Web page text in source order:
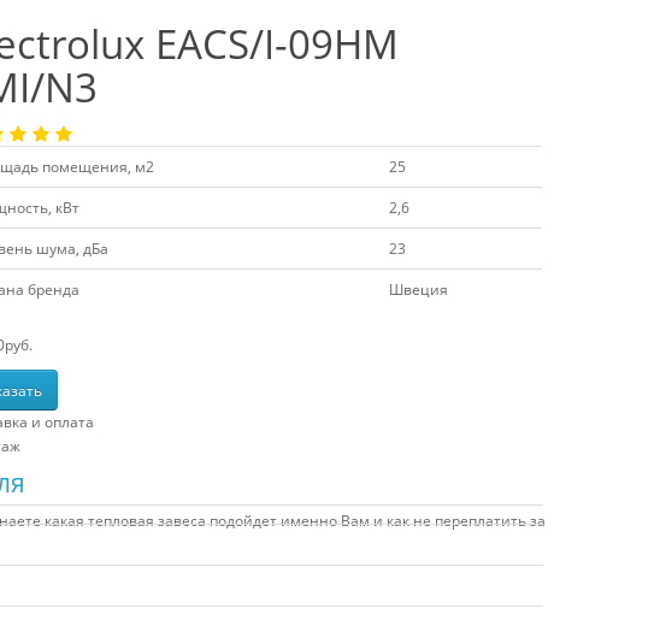
какая тепловая завеса подойдет именно Вам и как не переплатить за
EACS/I-09HM
N3
помещения, м2
25
кВт
2,6
шума, дБа
23
бренда
Швеция
руб.
и оплата